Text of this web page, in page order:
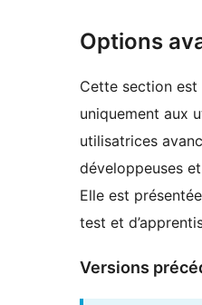
Options
Cette section est
uniquement aux
utilisatrices
développeuses
Elle est
test et
Versions